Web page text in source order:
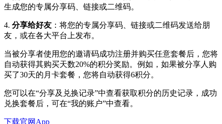
生成您的专属分享码、链接或二维码。
4. 分享给好友 ：将您的专属分享码、链接或二维码发送给朋
友，或在各大平台上发布。
当被分享者使用您的邀请码成功注册并购买任意套餐后，您将
自动获得其购买天数20%的积分奖励。例如，如果被分享人购
买了30天的月卡套餐，您将自动获得6积分。
您可以在“分享及兑换记录”中查看获取积分的历史记录，成功
兑换套餐后，可在“我的账户”中查看。
下载官网App